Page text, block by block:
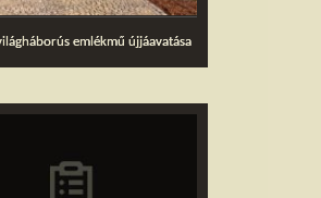
világháborús emlékmű újjáavatása